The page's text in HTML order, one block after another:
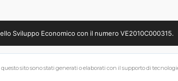
Sviluppo Economico con il numero VE2010C000315.
sito sono stati generati o elaborati con il supporto di